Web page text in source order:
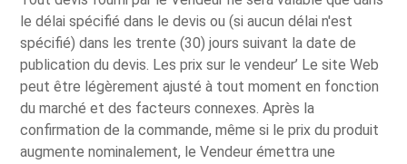
le délai spécifié dans le devis ou (si aucun délai n'est
spécifié) dans les trente (30) jours suivant la date de
publication du devis. Les prix sur le vendeur’ Le site Web
peut être légèrement ajusté à tout moment en fonction
du marché et des facteurs connexes. Après la
confirmation de la commande, même si le prix du produit
augmente nominalement, le Vendeur émettra une